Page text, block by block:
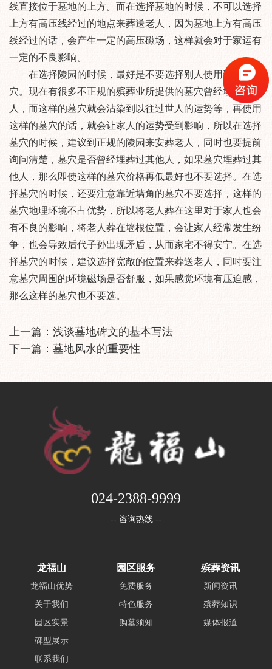
线直接位于墓地的上方。而在选择墓地的时候，不可以选择
上方有高压线经过的地点来葬送老人，因为墓地上方有高压
线经过的话，会产生一定的高压磁场，这样就会对于家运有
一定的不良影响。
在选择陵园的时候，最好是不要选择别人使用过的墓
穴。现在有很多不正规的殡葬业所提供的墓穴曾经埋葬过
人，而这样的墓穴就会沾染到以往过世人的运势等，再使用
这样的墓穴的话，就会让家人的运势受到影响，所以在选择
墓穴的时候，建议到正规的陵园来安葬老人，同时也要提前
询问清楚，墓穴是否曾经埋葬过其他人，如果墓穴埋葬过其
他人，那么即使这样的墓穴价格再低最好也不要选择。在选
择墓穴的时候，还要注意靠近墙角的墓穴不要选择，这样的
墓穴地理环境不占优势，所以将老人葬在这里对于家人也会
有不良的影响，将老人葬在墙根位置，会让家人经常发生纷
争，也会导致后代子孙出现矛盾，从而家宅不得安宁。在选
择墓穴的时候，建议选择宽敞的位置来葬送老人，同时要注
意墓穴周围的环境磁场是否舒服，如果感觉环境有压迫感，
那么这样的墓穴也不要选。
上一篇： 浅谈墓地碑文的基本写法
下一篇： 墓地风水的重要性
024-2388-9999
-- 咨询热线 --
龙福山
龙福山优势
关于我们
园区实景
碑型展示
联系我们
园区服务
免费服务
特色服务
购墓须知
殡葬资讯
新闻资讯
殡葬知识
媒体报道